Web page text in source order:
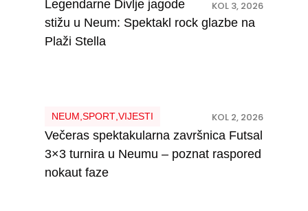
KOL 3, 2026
Legendarne Divlje jagode
stižu u Neum: Spektakl rock glazbe na
Plaži Stella
NEUM SPORT, VIJESTI KOL 2, 2026
Večeras spektakularna završnica Futsal
3×3 turnira u Neumu – poznat raspored
nokaut faze